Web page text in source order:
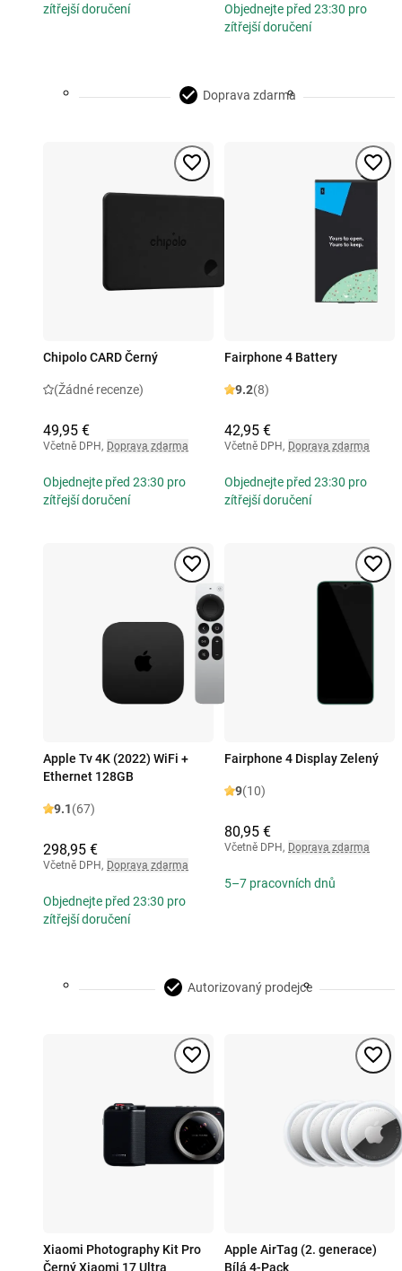
zítřejší doručení
Objednejte před 23:30 pro
zítřejší doručení
Doprava zdarma
Chipolo CARD Černý
(Žádné recenze)
49,95 €
Včetně DPH, Doprava zdarma
Objednejte před 23:30 pro
zítřejší doručení
Fairphone 4 Battery
9.2(8)
42,95 €
Včetně DPH, Doprava zdarma
Objednejte před 23:30 pro
zítřejší doručení
Apple Tv 4K (2022) WiFi +
Ethernet 128GB
9.1(67)
298,95 €
Včetně DPH, Doprava zdarma
Objednejte před 23:30 pro
zítřejší doručení
Fairphone 4 Display Zelený
9(10)
80,95 €
Včetně DPH, Doprava zdarma
5–7 pracovních dnů
Autorizovaný prodejce
Xiaomi Photography Kit Pro
Černý Xiaomi 17 Ultra
Apple AirTag (2. generace)
Bílá 4-Pack